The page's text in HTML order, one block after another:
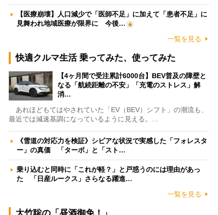
【医療崩壊】人口減少で「医師不足」に加えて「患者不足」に
見舞われ地域医療が限界に 今後…
一覧を見る
快適クルマ生活 乗ってみた、使ってみた
【4ヶ月間で受注累計6000台】BEV普及の障壁と
なる「航続距離の不安」「充電のストレス」解
消…
あれほどもてはやされていた「EV（BEV）シフト」の潮流も、
最近では減速基調になっているように見える。…
《雪道の対応力を検証》シビアな状況で実感した「フォレスタ
ー」の真価 「ターボ」と「スト…
乗り込むと同時に「これが軽？」と戸惑うのには理由があっ
た 「日産ルークス」さらなる躍進…
一覧を見る